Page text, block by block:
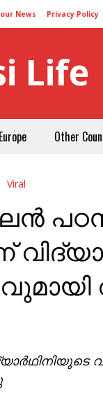
News Privacy Policy
Life
Europe Other
Viral